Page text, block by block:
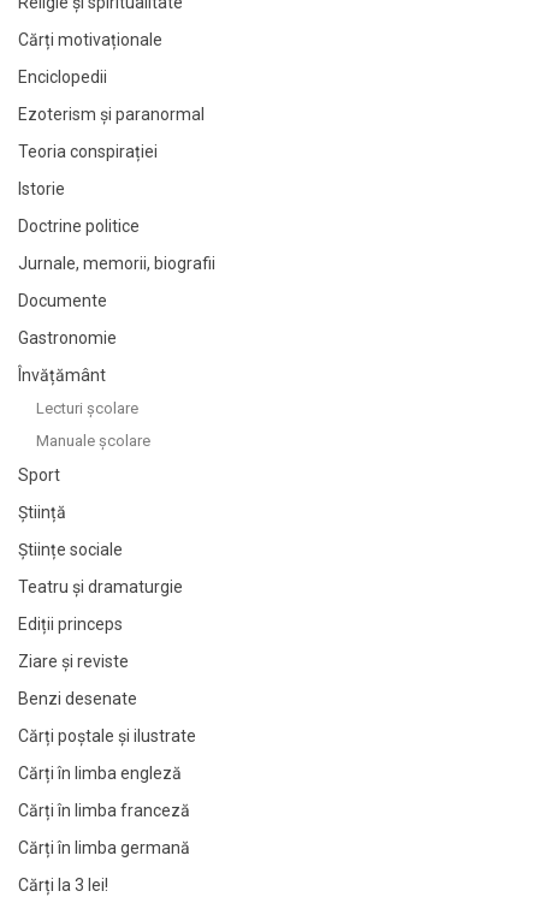
Cărți motivaționale
Enciclopedii
Ezoterism și paranormal
Teoria conspirației
Istorie
Doctrine politice
Jurnale, memorii, biografii
Documente
Gastronomie
Învățământ
Lecturi şcolare
Manuale şcolare
Sport
Știință
Științe sociale
Teatru și dramaturgie
Ediții princeps
Ziare şi reviste
Benzi desenate
Cărți poștale și ilustrate
Cărți în limba engleză
Cărți în limba franceză
Cărți în limba germană
Cărți la 3 lei!